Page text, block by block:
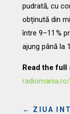
pudrată, cu
obținută din
între 9–11 %
ajung până la
Read the full
← ZIUA